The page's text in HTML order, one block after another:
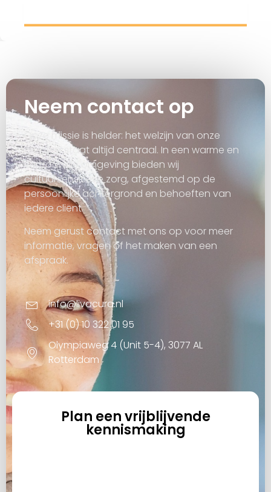
Neem contact op
Onze missie is helder: het welzijn van onze
cliënten staat altijd centraal. In een warme en
vertrouwde omgeving bieden wij
cultuursensitieve zorg, afgestemd op de
persoonlijke achtergrond en behoeften van
iedere cliënt.
Neem gerust contact met ons op voor meer
informatie, vragen of het maken van een
afspraak.
info@livacura.nl
+31 (0) 10 322 01 95
Olympiaweg 4 (Unit 5-4), 3077 AL
Rotterdam
Plan een vrijblijvende
kennismaking